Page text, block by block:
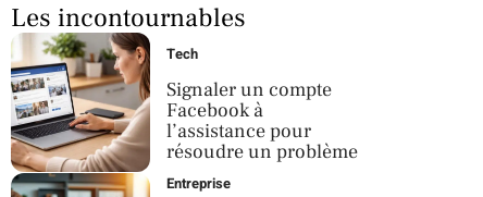
Les incontournables
Tech
Signaler un compte
Facebook à
l’assistance pour
résoudre un problème
Entreprise